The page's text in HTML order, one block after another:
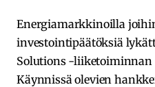
Energiamarkkinoilla
investointipäätöksiä
Solutions -liiketoiminnan
Käynnissä olevien